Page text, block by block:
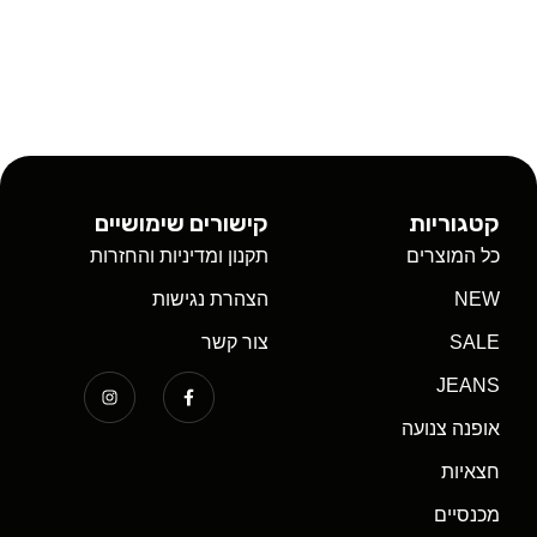
קטגוריות
כל המוצרים
NEW
SALE
JEANS
אופנה צנועה
חצאיות
מכנסיים
קישורים שימושיים
תקנון ומדיניות והחזרות
הצהרת נגישות
צור קשר